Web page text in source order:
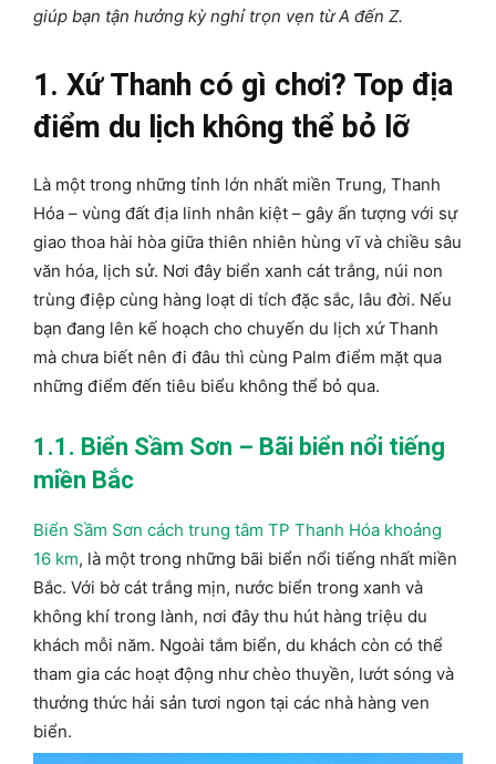
giúp bạn tận hưởng kỳ nghỉ trọn vẹn từ A đến Z.
1. Xứ Thanh có gì chơi? Top địa
điểm du lịch không thể bỏ lỡ
Là một trong những tỉnh lớn nhất miền Trung, Thanh
Hóa – vùng đất địa linh nhân kiệt – gây ấn tượng với sự
giao thoa hài hòa giữa thiên nhiên hùng vĩ và chiều sâu
văn hóa, lịch sử. Nơi đây biển xanh cát trắng, núi non
trùng điệp cùng hàng loạt di tích đặc sắc, lâu đời. Nếu
bạn đang lên kế hoạch cho chuyến du lịch xứ Thanh
mà chưa biết nên đi đâu thì cùng Palm điểm mặt qua
những điểm đến tiêu biểu không thể bỏ qua.
1.1. Biển Sầm Sơn – Bãi biển nổi tiếng
miền Bắc
Biển Sầm Sơn cách trung tâm TP Thanh Hóa khoảng
16 km, là một trong những bãi biển nổi tiếng nhất miền
Bắc. Với bờ cát trắng mịn, nước biển trong xanh và
không khí trong lành, nơi đây thu hút hàng triệu du
khách mỗi năm. Ngoài tắm biển, du khách còn có thể
tham gia các hoạt động như chèo thuyền, lướt sóng và
thưởng thức hải sản tươi ngon tại các nhà hàng ven
biển.